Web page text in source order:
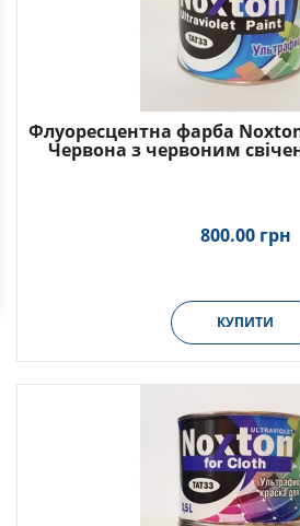
Флуоресцентна фарба
Червона з червоним
800.00 грн
КУПИТИ